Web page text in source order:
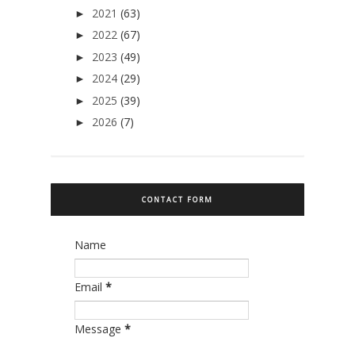
► 2021 (63)
► 2022 (67)
► 2023 (49)
► 2024 (29)
► 2025 (39)
► 2026 (7)
CONTACT FORM
Name
Email *
Message *